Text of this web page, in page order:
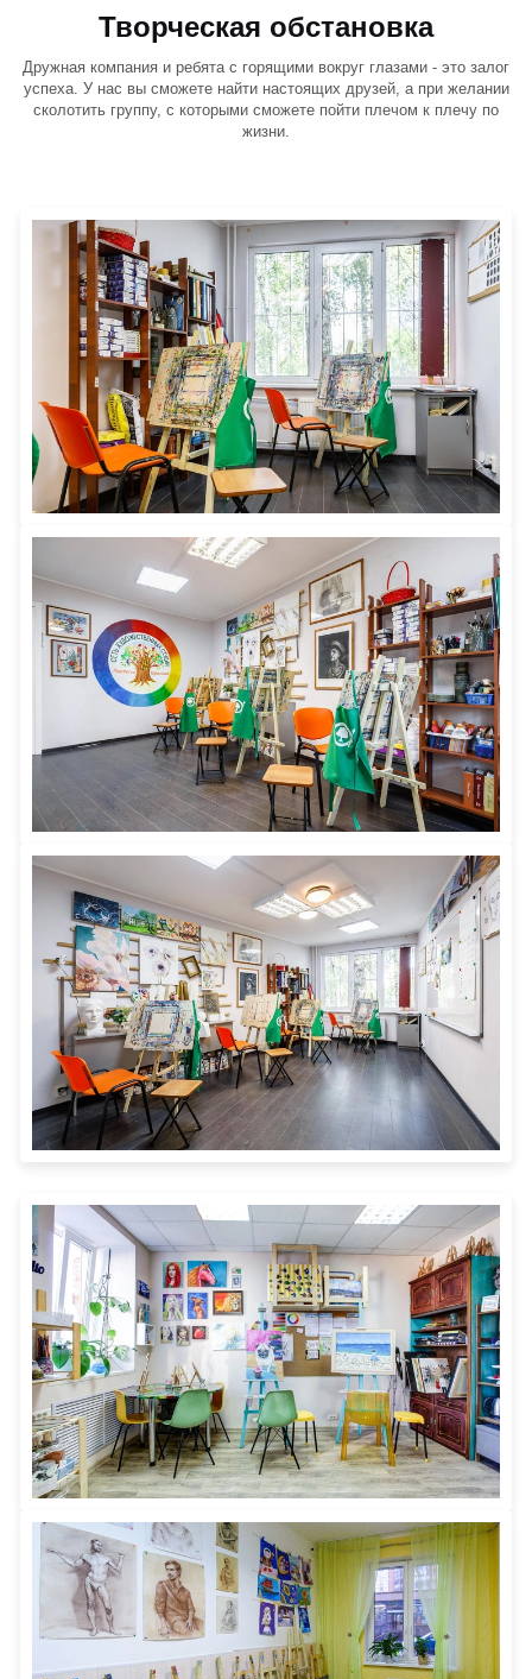
Творческая обстановка
Дружная компания и ребята с горящими вокруг глазами - это залог
успеха. У нас вы сможете найти настоящих друзей, а при желании
сколотить группу, с которыми сможете пойти плечом к плечу по
жизни.